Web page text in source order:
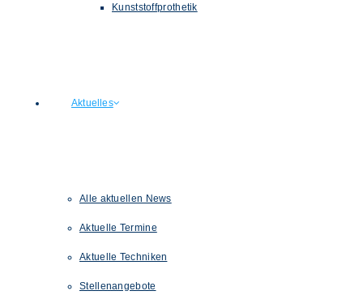
Kunststoffprothetik
Aktuelles
Alle aktuellen News
Aktuelle Termine
Aktuelle Techniken
Stellenangebote